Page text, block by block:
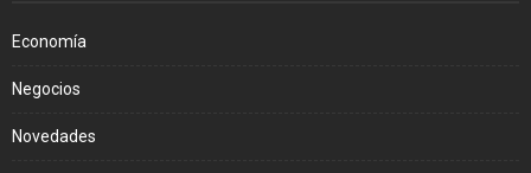
Economía
Negocios
Novedades